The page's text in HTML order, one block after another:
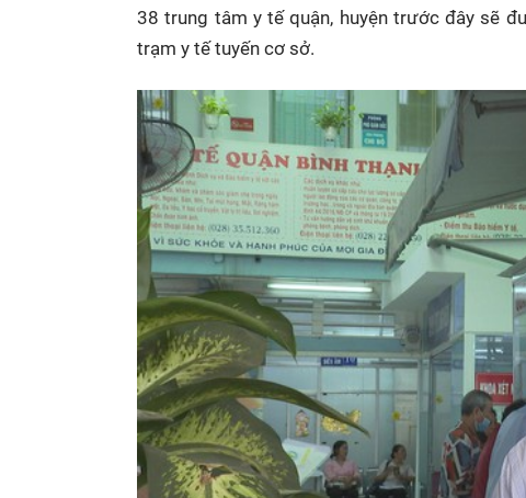
38 trung tâm y tế quận, huyện trước đây sẽ
trạm y tế tuyến cơ sở.